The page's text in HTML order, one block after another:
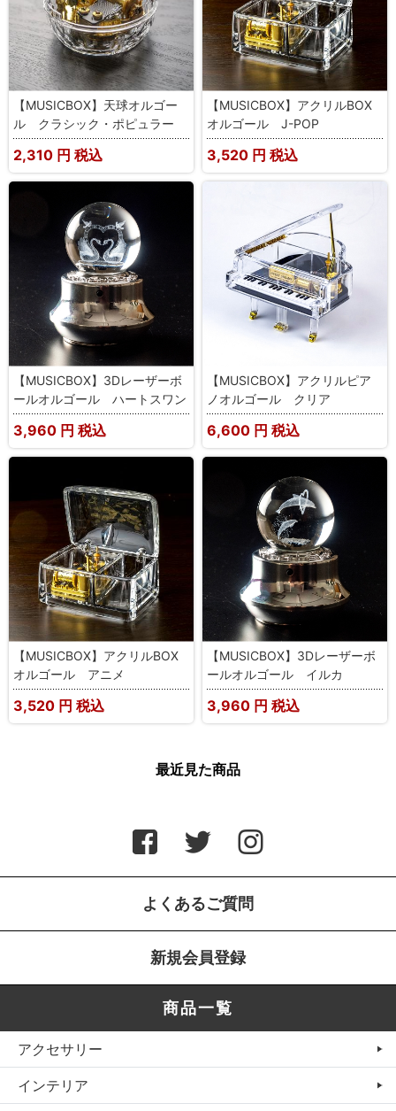
【MUSICBOX】天球オルゴー
ル クラシック・ポピュラー
2,310 円 税込
【MUSICBOX】アクリルBOX
オルゴール J-POP
3,520 円 税込
【MUSICBOX】3Dレーザーボ
ールオルゴール ハートスワン
3,960 円 税込
【MUSICBOX】アクリルピア
ノオルゴール クリア
6,600 円 税込
【MUSICBOX】アクリルBOX
オルゴール アニメ
3,520 円 税込
【MUSICBOX】3Dレーザーボ
ールオルゴール イルカ
3,960 円 税込
最近見た商品
よくあるご質問
新規会員登録
商品一覧
アクセサリー
インテリア